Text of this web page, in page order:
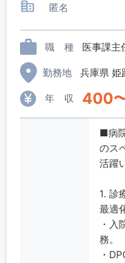
匿名
職 種 医事課主
勤務地 兵庫県 姫
年 収 400
■病
のス
活躍
1. 診
最適
・入
務。
・